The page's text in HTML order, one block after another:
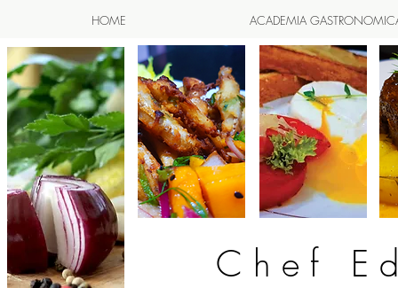
HOME ACADEMIA
Chef